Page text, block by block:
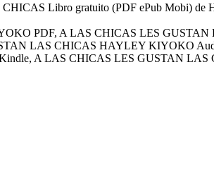
Libro gratuito (PDF ePub Mobi)
PDF, A LAS CHICAS LES
LAS CHICAS HAYLEY KIYOKO
A LAS CHICAS LES GUSTAN